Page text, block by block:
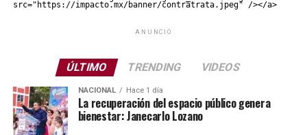
src="https://impacto.mx/banner/contratrata.jpeg" /></a>
ANUNCIO
ÚLTIMO TRENDING VIDEOS
NACIONAL Hace 1 día
La recuperación del espacio público genera
bienestar: Janecarlo Lozano